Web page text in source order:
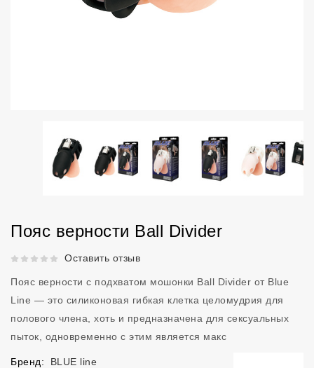
Пояс верности Ball Divider
Рейтинг 5 из 5.Оставить отзыв
Пояс верности с подхватом мошонки Ball Divider от Blue
Line — это силиконовая гибкая клетка целомудрия для
полового члена, хоть и предназначена для сексуальных
пыток, одновременно с этим является макс
Бренд:
BLUE line